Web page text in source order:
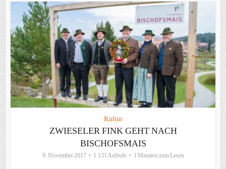
Kultur
ZWIESELER FINK GEHT NACH
BISCHOFSMAIS
9. November 2017 1.131 Aufrufe 1 Minuten zum Lesen